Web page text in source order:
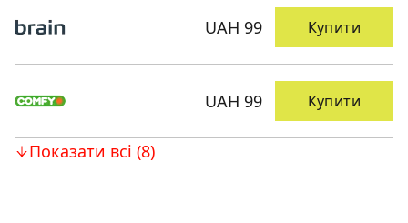
UAH 99 Купити
UAH 99 Купити
Показати всі (8)